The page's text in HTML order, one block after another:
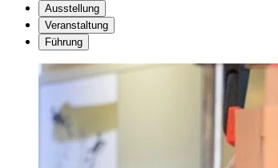
Ausstellung
Veranstaltung
Führung